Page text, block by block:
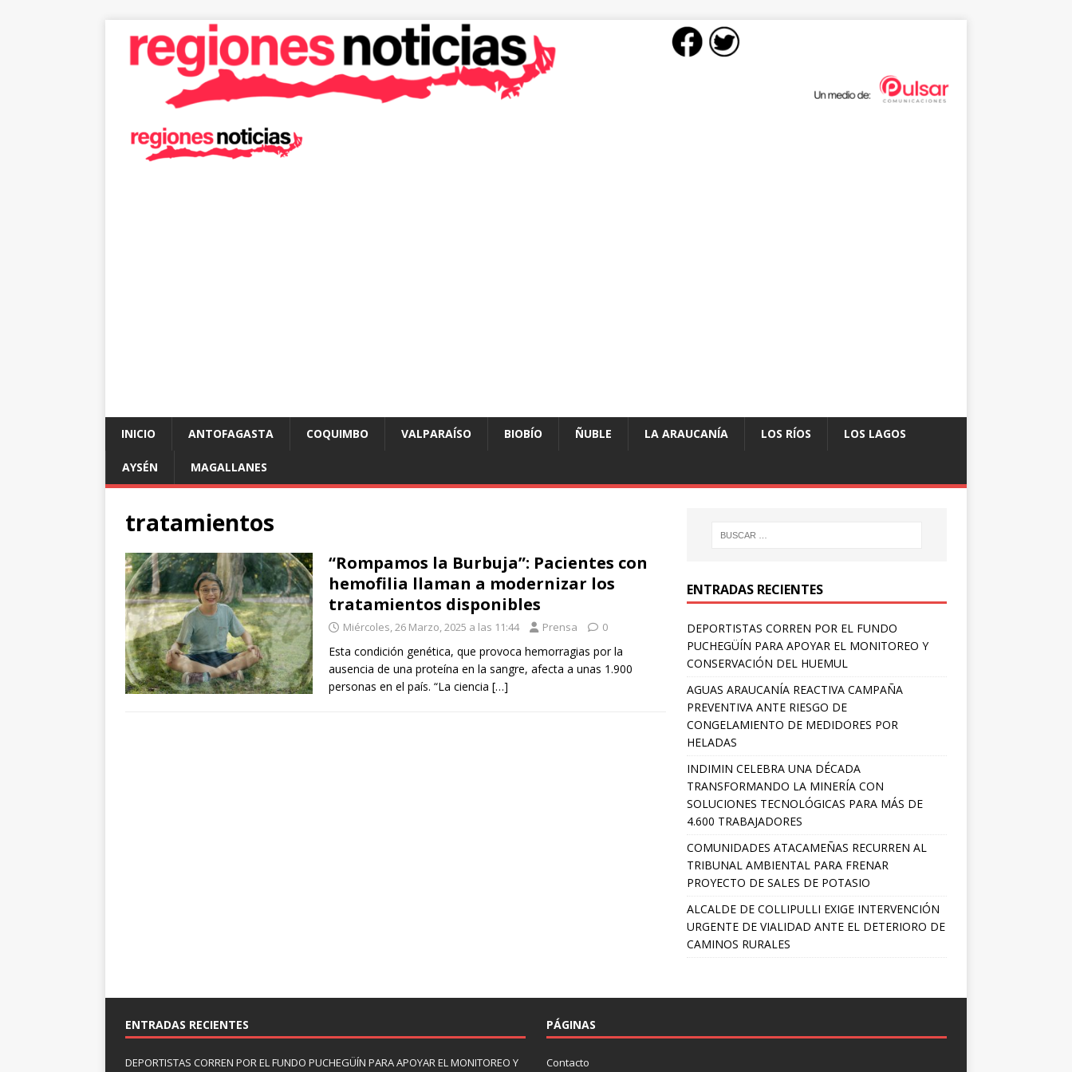
INICIO ANTOFAGASTA COQUIMBO VALPARAÍSO BIOBÍO ÑUBLE LA ARAUCANÍA LOS RÍOS LOS LAGOS
AYSÉN MAGALLANES
tratamientos
“Rompamos la Burbuja”: Pacientes con
hemofilia llaman a modernizar los
tratamientos disponibles
Miércoles, 26 Marzo, 2025 a las 11:44 Prensa 0
Esta condición genética, que provoca hemorragias por la
ausencia de una proteína en la sangre, afecta a unas 1.900
personas en el país. “La ciencia […]
ENTRADAS RECIENTES
DEPORTISTAS CORREN POR EL FUNDO
PUCHEGÜÍN PARA APOYAR EL MONITOREO Y
CONSERVACIÓN DEL HUEMUL
AGUAS ARAUCANÍA REACTIVA CAMPAÑA
PREVENTIVA ANTE RIESGO DE
CONGELAMIENTO DE MEDIDORES POR
HELADAS
INDIMIN CELEBRA UNA DÉCADA
TRANSFORMANDO LA MINERÍA CON
SOLUCIONES TECNOLÓGICAS PARA MÁS DE
4.600 TRABAJADORES
COMUNIDADES ATACAMEÑAS RECURREN AL
TRIBUNAL AMBIENTAL PARA FRENAR
PROYECTO DE SALES DE POTASIO
ALCALDE DE COLLIPULLI EXIGE INTERVENCIÓN
URGENTE DE VIALIDAD ANTE EL DETERIORO DE
CAMINOS RURALES
ENTRADAS RECIENTES
DEPORTISTAS CORREN POR EL FUNDO PUCHEGÜÍN PARA APOYAR EL MONITOREO Y
PÁGINAS
Contacto